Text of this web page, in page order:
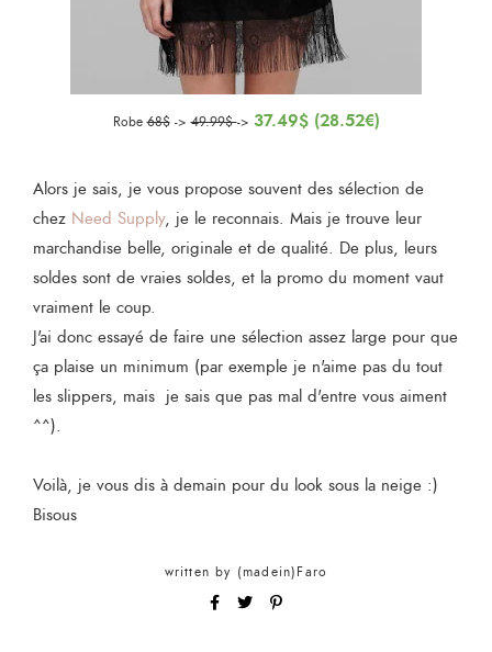
Robe68$->49.99$-> 37.49$ (28.52€)
Alors je sais, je vous propose souvent des sélection de
chez Need Supply, je le reconnais. Mais je trouve leur
marchandise belle, originale et de qualité. De plus, leurs
soldes sont de vraies soldes, et la promo du moment vaut
vraiment le coup.
J'ai donc essayé de faire une sélection assez large pour que
ça plaise un minimum (par exemple je n'aime pas du tout
les slippers, mais je sais que pas mal d'entre vous aiment
^^).
Voilà, je vous dis à demain pour du look sous la neige :)
Bisous
written by (madein)Faro